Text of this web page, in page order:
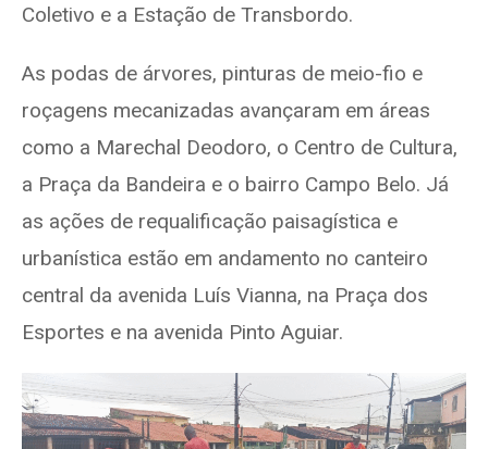
Coletivo e a Estação de Transbordo.
As podas de árvores, pinturas de meio-fio e
roçagens mecanizadas avançaram em áreas
como a Marechal Deodoro, o Centro de Cultura,
a Praça da Bandeira e o bairro Campo Belo. Já
as ações de requalificação paisagística e
urbanística estão em andamento no canteiro
central da avenida Luís Vianna, na Praça dos
Esportes e na avenida Pinto Aguiar.